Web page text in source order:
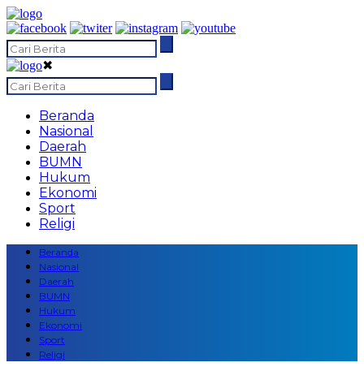
✖
Beranda
Nasional
Daerah
BUMN
Hukum
Ekonomi
Sport
Religi
Beranda
Nasional
Daerah
BUMN
Hukum
Ekonomi
Sport
Religi